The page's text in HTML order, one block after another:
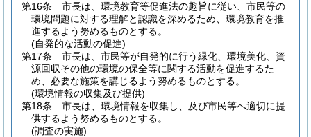
第16条
市長は、環境教育等促進法の趣旨に従い、市民等の
環境問題に対する理解と認識を深めるため、環境教育を推
進するよう努めるものとする。
(自発的な活動の促進)
第17条
市長は、市民等が自発的に行う緑化、環境美化、資
源回収その他の環境の保全等に関する活動を促進するた
め、必要な施策を講じるよう努めるものとする。
(環境情報の収集及び提供)
第18条
市長は、環境情報を収集し、及び市民等へ適切に提
供するよう努めるものとする。
(調査の実施)